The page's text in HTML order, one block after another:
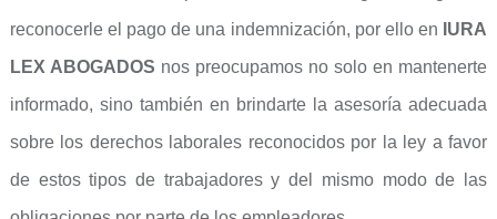
reconocerle el pago de una indemnización, por ello en IURA
LEX ABOGADOS nos preocupamos no solo en mantenerte
informado, sino también en brindarte la asesoría adecuada
sobre los derechos laborales reconocidos por la ley a favor
de estos tipos de trabajadores y del mismo modo de las